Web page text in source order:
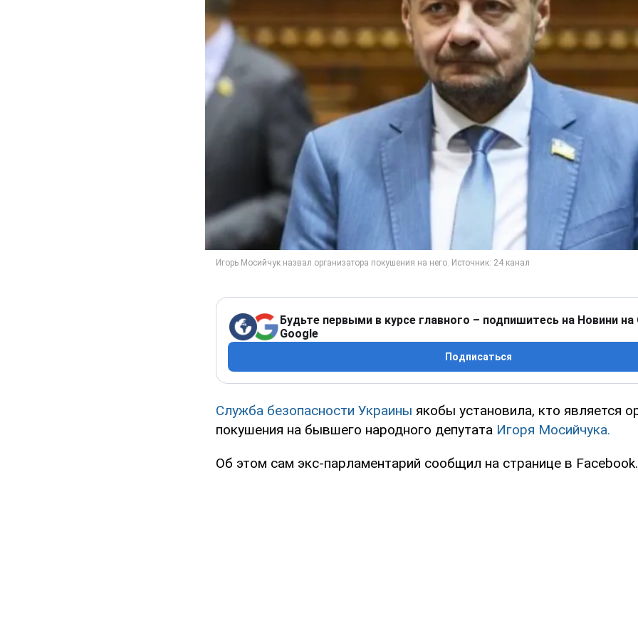
Будьте первыми в курсе главного – подпишитесь на Новини на
Google
Подписаться
Служба безопасности Украины якобы установила, кто является
покушения на бывшего народного депутата Игоря Мосийчука.
Об этом сам экс-парламентарий сообщил на странице в Facebook.